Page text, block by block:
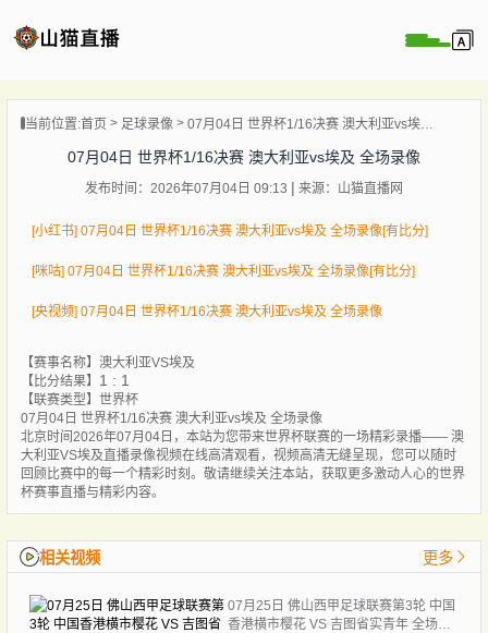
播
闻
当前位置:首页 足球录像 07月04日 世界杯1/16决赛 澳大利亚vs埃及 全场录像
07月04日 世界杯1/16决赛 澳大利亚vs埃及 全场录像
发布时间：2026年07月04日 09:13 来源：山猫直播网
[小红书] 07月04日 世界杯1/16决赛 澳大利亚vs埃及 全场录像[有比分]
[咪咕] 07月04日 世界杯1/16决赛 澳大利亚vs埃及 全场录像[有比分]
[央视频] 07月04日 世界杯1/16决赛 澳大利亚vs埃及 全场录像
【赛事名称】 澳大利亚VS埃及
【比分结果】 1 : 1
【联赛类型】 世界杯
07月04日 世界杯1/16决赛 澳大利亚vs埃及 全场录像
北京时间2026年07月04日，本站为您带来世界杯联赛的一场精彩录播—— 澳
大利亚VS埃及直播录像视频在线高清观看，视频高清无缝呈现，您可以随时
回顾比赛中的每一个精彩时刻。敬请继续关注本站，获取更多激动人心的世界
杯赛事直播与精彩内容。
相关视频 更多
07月25日 佛山西甲足球联赛第3轮 中国
香港横市樱花 VS 吉图省实青年 全场录